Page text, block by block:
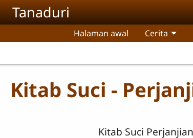
Skip to main content
Tanaduri
Halaman awal Cerita
Kitab Suci -
Kitab Suci